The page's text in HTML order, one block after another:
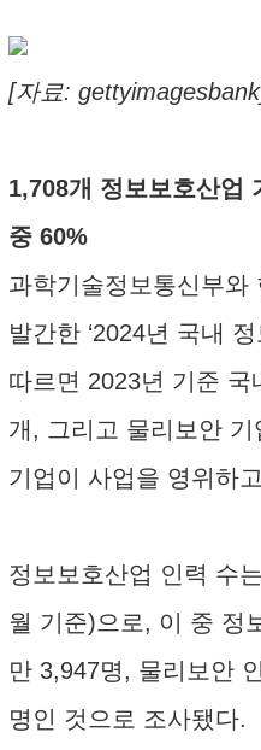
[자료:
1,708개 정보보호산업
중 60%
과학기술정보통신부와
발간한 ‘2024년 국내
따르면 2023년 기준
개, 그리고 물리보안
기업이 사업을 영위하
정보보호산업 인력 수
월 기준)으로, 이 중 정
만 3,947명, 물리보안
명인 것으로 조사됐다.